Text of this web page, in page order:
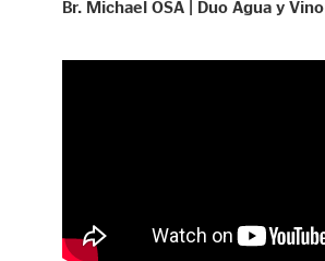
Br. Michael OSA | Duo Agua y Vino